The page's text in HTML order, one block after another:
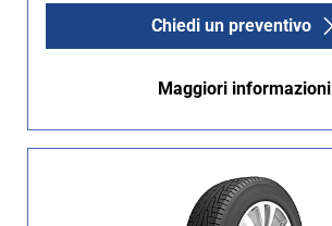
Chiedi un preventivo
Maggiori informazioni